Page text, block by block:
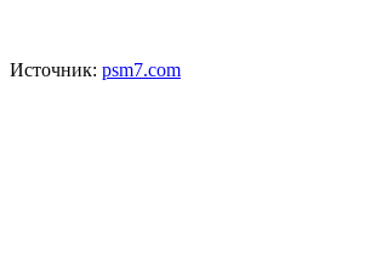
Источник: psm7.com